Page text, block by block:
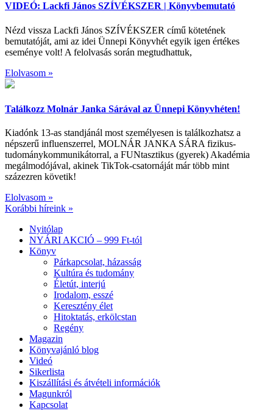
VIDEÓ: Lackfi János SZÍVÉKSZER | Könyvbemutató
Nézd vissza Lackfi János SZÍVÉKSZER című kötetének
bemutatóját, ami az idei Ünnepi Könyvhét egyik igen értékes
eseménye volt! A felolvasás során megtudhattuk,
Elolvasom »
Találkozz Molnár Janka Sárával az Ünnepi Könyvhéten!
Kiadónk 13-as standjánál most személyesen is találkozhatsz a
népszerű influenszerrel, MOLNÁR JANKA SÁRA fizikus-
tudománykommunikátorral, a FUNtasztikus (gyerek) Akadémia
megálmodójával, akinek TikTok-csatornáját már több mint
százezren követik!
Elolvasom »
Korábbi híreink »
Nyitólap
NYÁRI AKCIÓ – 999 Ft-tól
Könyv
Párkapcsolat, házasság
Kultúra és tudomány
Életút, interjú
Irodalom, esszé
Keresztény élet
Hitoktatás, erkölcstan
Regény
Magazin
Könyvajánló blog
Videó
Sikerlista
Kiszállítási és átvételi információk
Magunkról
Kapcsolat